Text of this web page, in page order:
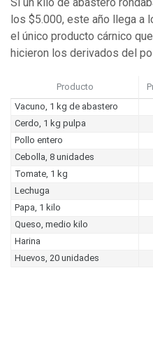
Si un kilo de abastero
los $5.000, este año llega a
el único producto cárnico
hicieron los derivados del